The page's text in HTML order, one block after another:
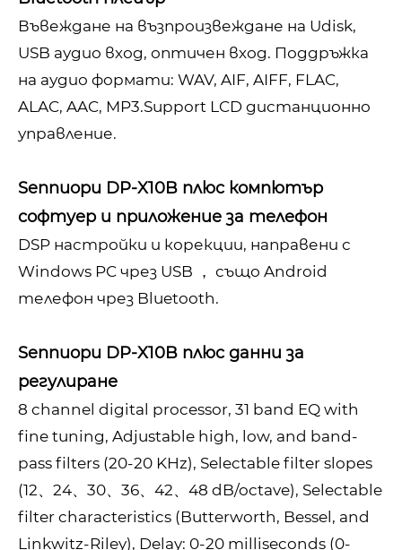
Въвеждане на възпроизвеждане на Udisk,
USB аудио вход, оптичен вход. Поддръжка
на аудио формати: WAV, AIF, AIFF, FLAC,
ALAC, AAC, MP3.Support LCD дистанционно
управление.
Sennuopu DP-X10B плюс компютър
софтуер и приложение за телефон
DSP настройки и корекции, направени с
Windows PC чрез USB ， също Android
телефон чрез Bluetooth.
Sennuopu DP-X10B плюс данни за
регулиране
8 channel digital processor, 31 band EQ with
fine tuning, Adjustable high, low, and band-
pass filters (20-20 KHz), Selectable filter slopes
(12、24、30、36、42、48 dB/octave), Selectable
filter characteristics (Butterworth, Bessel, and
Linkwitz-Riley), Delay: 0-20 milliseconds (0-